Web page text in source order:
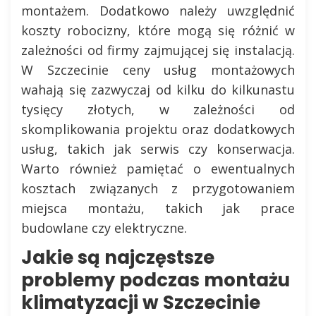
montażem. Dodatkowo należy uwzględnić
koszty robocizny, które mogą się różnić w
zależności od firmy zajmującej się instalacją.
W Szczecinie ceny usług montażowych
wahają się zazwyczaj od kilku do kilkunastu
tysięcy złotych, w zależności od
skomplikowania projektu oraz dodatkowych
usług, takich jak serwis czy konserwacja.
Warto również pamiętać o ewentualnych
kosztach związanych z przygotowaniem
miejsca montażu, takich jak prace
budowlane czy elektryczne.
Jakie są najczęstsze
problemy podczas montażu
klimatyzacji w Szczecinie